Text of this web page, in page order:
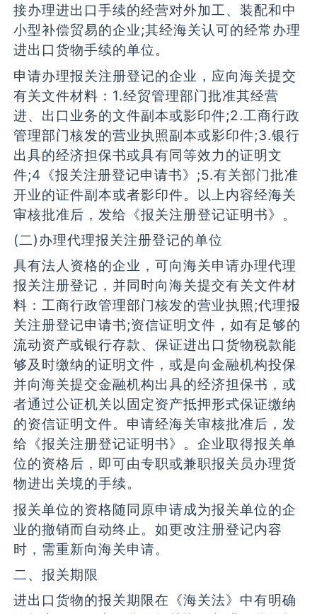
接办理进出口手续的经营对外加工、装配和中
小型补偿贸易的企业;其经海关认可的经常办理
进出口货物手续的单位。
申请办理报关注册登记的企业，应向海关提交
有关文件材料：1.经贸管理部门批准其经营
进、出口业务的文件副本或影印件;2.工商行政
管理部门核发的营业执照副本或影印件;3.银行
出具的经济担保书或具有同等效力的证明文
件;4《报关注册登记申请书》;5.有关部门批准
开业的证件副本或者影印件。以上内容经海关
审核批准后，发给《报关注册登记证明书》。
(二)办理代理报关注册登记的单位
具有法人资格的企业，可向海关申请办理代理
报关注册登记，并同时向海关提交有关文件材
料：工商行政管理部门核发的营业执照;代理报
关注册登记申请书;资信证明文件，如有足够的
流动资产或银行存款、保证进出口货物税款能
够及时缴纳的证明文件，或是向金融机构投保
并向海关提交金融机构出具的经济担保书，或
者通过公证机关以固定资产抵押形式保证缴纳
的资信证明文件。申请经海关审核批准后，发
给《报关注册登记证明书》。企业取得报关单
位的资格后，即可由专职或兼职报关员办理货
物进出关境的手续。
报关单位的资格随同原申请成为报关单位的企
业的撤销而自动终止。如更改注册登记内容
时，需重新向海关申请。
二、报关期限
进出口货物的报关期限在《海关法》中有明确